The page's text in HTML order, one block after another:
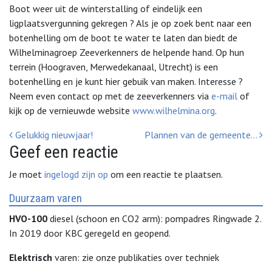
Boot weer uit de winterstalling of eindelijk een
ligplaatsvergunning gekregen ? Als je op zoek bent naar een
botenhelling om de boot te water te laten dan biedt de
Wilhelminagroep Zeeverkenners de helpende hand. Op hun
terrein (Hoograven, Merwedekanaal, Utrecht) is een
botenhelling en je kunt hier gebuik van maken. Interesse ?
Neem even contact op met de zeeverkenners via e-mail of
kijk op de vernieuwde website www.wilhelmina.org.
Bericht Navigatie
Gelukkig nieuwjaar! Plannen van de gemeente…
Geef een reactie
Je moet ingelogd zijn op om een reactie te plaatsen.
Duurzaam varen
HVO-100 diesel (schoon en CO2 arm): pompadres Ringwade 2.
In 2019 door KBC geregeld en geopend.
Elektrisch varen: zie onze publikaties over techniek